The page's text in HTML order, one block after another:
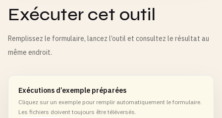
Exécuter cet outil
Remplissez le formulaire, lancez l’outil et consultez le résultat au
même endroit.
Exécutions d’exemple préparées
Cliquez sur un exemple pour remplir automatiquement le formulaire.
Les fichiers doivent toujours être téléversés.